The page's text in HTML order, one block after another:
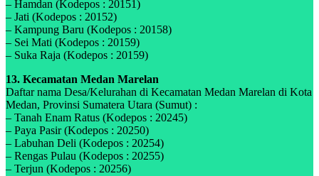
– Hamdan (Kodepos : 20151)
– Jati (Kodepos : 20152)
– Kampung Baru (Kodepos : 20158)
– Sei Mati (Kodepos : 20159)
– Suka Raja (Kodepos : 20159)
13. Kecamatan Medan Marelan
Daftar nama Desa/Kelurahan di Kecamatan Medan Marelan di Kota
Medan, Provinsi Sumatera Utara (Sumut) :
– Tanah Enam Ratus (Kodepos : 20245)
– Paya Pasir (Kodepos : 20250)
– Labuhan Deli (Kodepos : 20254)
– Rengas Pulau (Kodepos : 20255)
– Terjun (Kodepos : 20256)